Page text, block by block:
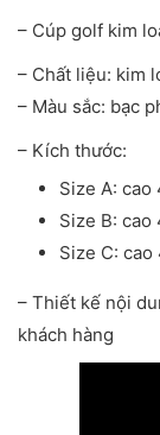
– Cúp golf kim
– Chất liệu: kim
– Màu sắc: bạc
– Kích thước:
Size A: cao
Size B: cao
Size C: cao
– Thiết kế nội
khách hàng